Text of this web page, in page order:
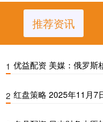
推荐资讯
1 优益配资 美媒：俄罗斯
2 红盘策略 2025年11月7